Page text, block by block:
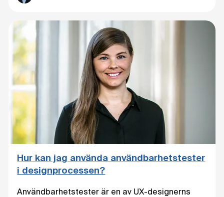
Hur kan jag använda användbarhetstester
i designprocessen?
Användbarhetstester är en av UX-designerns